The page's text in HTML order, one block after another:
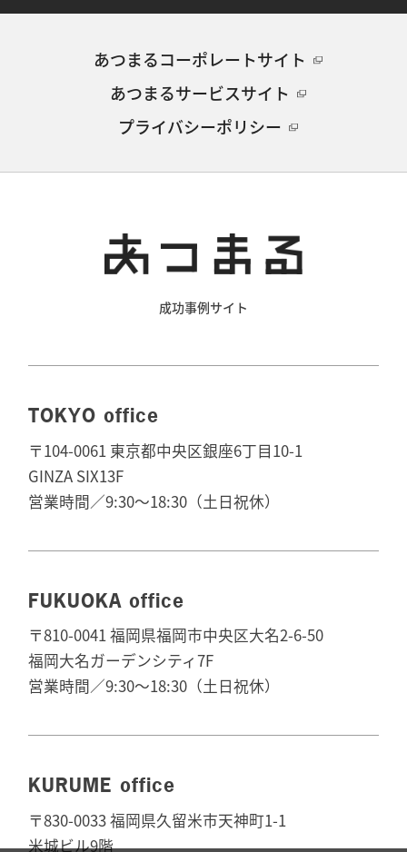
あつまるコーポレートサイト
あつまるサービスサイト
プライバシーポリシー
成功事例サイト
TOKYO office
〒104-0061 東京都中央区銀座6丁目10-1
GINZA SIX13F
営業時間／9:30～18:30（土日祝休）
FUKUOKA office
〒810-0041 福岡県福岡市中央区大名2-6-50
福岡大名ガーデンシティ7F
営業時間／9:30～18:30（土日祝休）
KURUME office
〒830-0033 福岡県久留米市天神町1-1
米城ビル9階